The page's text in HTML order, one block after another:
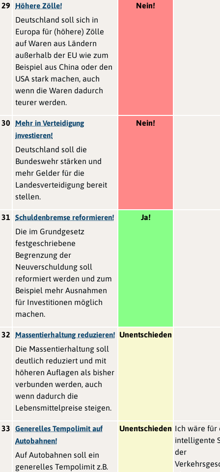
29 Höhere Zölle!
Deutschland soll sich in
Europa für (höhere) Zölle
auf Waren aus Ländern
außerhalb der EU wie zum
Beispiel aus China oder den
USA stark machen, auch
wenn die Waren dadurch
teurer werden.
Nein!
30
Mehr in Verteidigung
investieren!
Deutschland soll die
Bundeswehr stärken und
mehr Gelder für die
Landesverteidigung bereit
stellen.
Nein!
31 Schuldenbremse reformieren!
Die im Grundgesetz
festgeschriebene
Begrenzung der
Neuverschuldung soll
reformiert werden und zum
Beispiel mehr Ausnahmen
für Investitionen möglich
machen.
Ja!
32 Massentierhaltung reduzieren!
Die Massentierhaltung soll
deutlich reduziert und mit
höheren Auflagen als bisher
verbunden werden, auch
wenn dadurch die
Lebensmittelpreise steigen.
Unentschieden
33
Generelles Tempolimit auf
Autobahnen!
Auf Autobahnen soll ein
generelles Tempolimit z.B.
Unentschieden Ich wäre für
intelligente
der